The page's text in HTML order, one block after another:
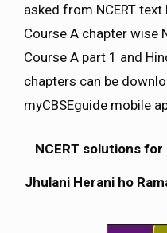
asked from NCERT
Course A chapter wise
Course A part 1 and
chapters can be
myCBSEguide mobile
NCERT solutions for
Jhulani Herani ho